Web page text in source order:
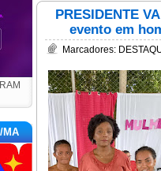
MA
PRESIDENTE
evento em
Marcadores: